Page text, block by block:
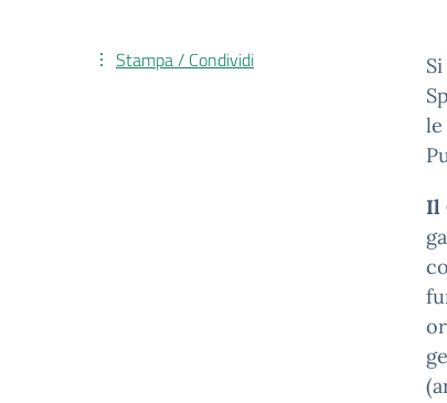
Il
Stampa / Condividi